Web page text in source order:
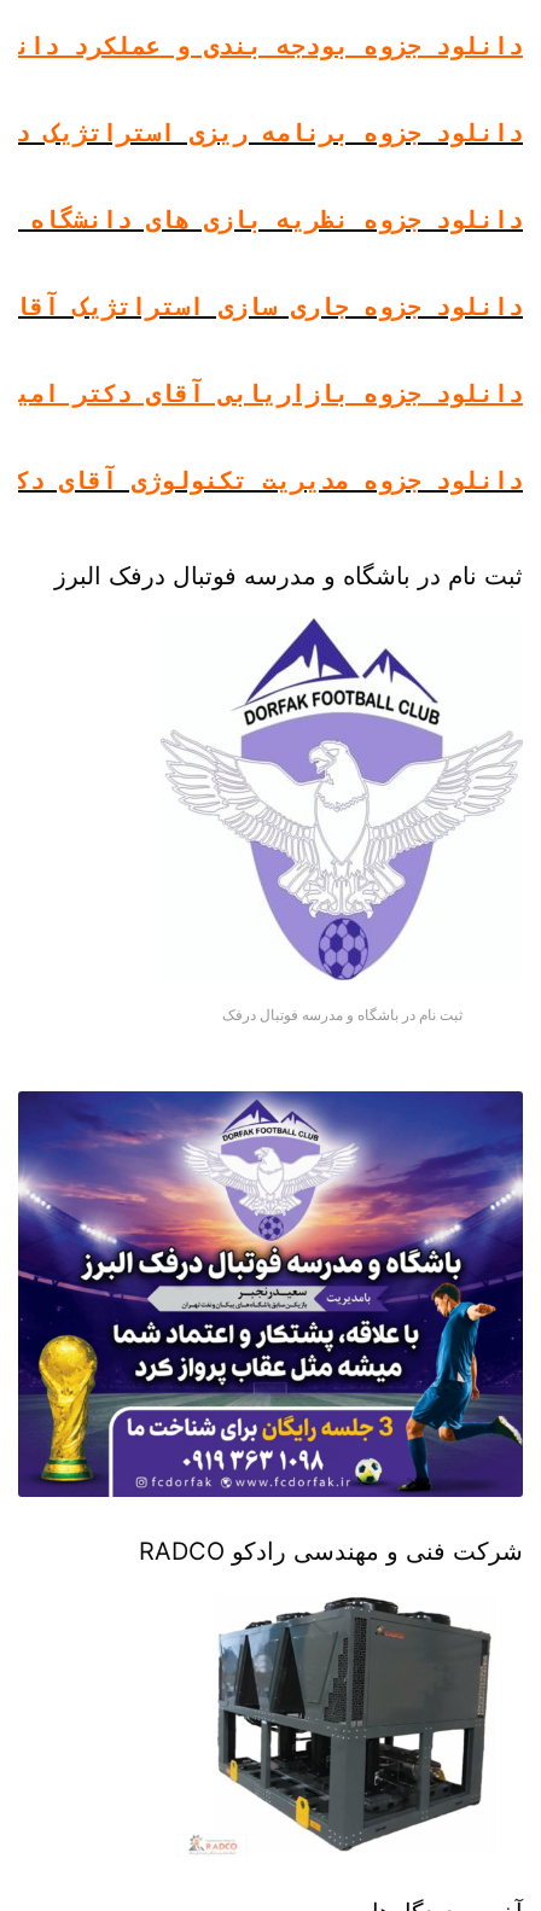
دانلود جزوه بودجه بندی و عملکرد
دانلود جزوه برنامه ریزی استراتژیک
دانلود جزوه نظریه بازی های دانشگاه
دانلود جزوه جاری سازی استراتژیک
دانلود جزوه بازاریابی آقای دکتر امیر
ثبت نام در باشگاه و مدرسه فوتبال درفک البرز
ثبت نام در باشگاه و مدرسه فوتبال درفک
شرکت فنی و مهندسی رادکو RADCO